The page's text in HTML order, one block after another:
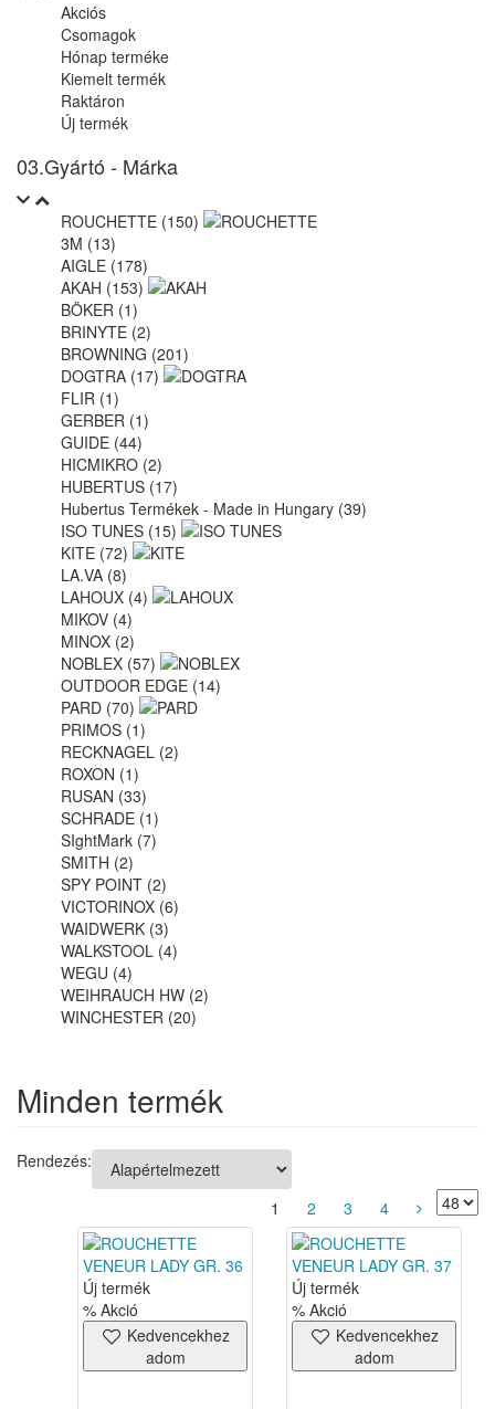
Akciós
Csomagok
Hónap terméke
Kiemelt termék
Raktáron
Új termék
03.Gyártó - Márka
ROUCHETTE (150)
3M (13)
AIGLE (178)
AKAH (153)
BÖKER (1)
BRINYTE (2)
BROWNING (201)
DOGTRA (17)
FLIR (1)
GERBER (1)
GUIDE (44)
HICMIKRO (2)
HUBERTUS (17)
Hubertus Termékek - Made in Hungary (39)
ISO TUNES (15)
KITE (72)
LA.VA (8)
LAHOUX (4)
MIKOV (4)
MINOX (2)
NOBLEX (57)
OUTDOOR EDGE (14)
PARD (70)
PRIMOS (1)
RECKNAGEL (2)
ROXON (1)
RUSAN (33)
SCHRADE (1)
SIghtMark (7)
SMITH (2)
SPY POINT (2)
VICTORINOX (6)
WAIDWERK (3)
WALKSTOOL (4)
WEGU (4)
WEIHRAUCH HW (2)
WINCHESTER (20)
Minden termék
Rendezés:
1 2 3 4
Új termék
% Akció
Kedvencekhez
adom
Új termék
% Akció
Kedvencekhez
adom